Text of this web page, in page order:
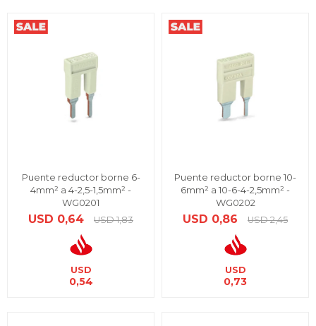
Puente reductor borne 6-
4mm² a 4-2,5-1,5mm² -
WG0201
USD 0,64 USD 1,83
USD
0,54
Puente reductor borne 10-
6mm² a 10-6-4-2,5mm² -
WG0202
USD 0,86 USD 2,45
USD
0,73